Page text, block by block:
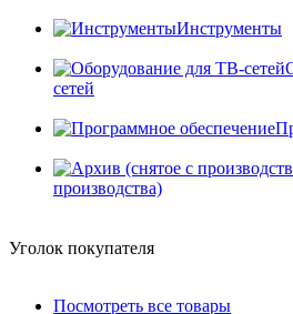
Инструменты
сетей
производства)
Уголок покупателя
Посмотреть все товары